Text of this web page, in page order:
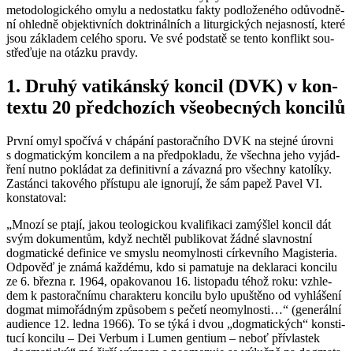
me­to­do­lo­gic­ké­ho omylu a ne­do­stat­ku fakty pod­lo­že­né­ho odů­vod­ně­
ní ohled­ně ob­jek­tiv­ních dok­tri­nál­ních a li­tur­gic­kých ne­jas­nos­tí, které
jsou zá­kla­dem ce­lé­ho sporu. Ve své pod­sta­tě se tento kon­flikt sou­
stře­ďu­je na otáz­ku prav­dy.
1. Druhý va­ti­kán­ský kon­cil (DVK) v kon­
tex­tu 20 před­cho­zích vše­o­bec­ných kon­ci­lů
První omyl spo­čí­vá v chá­pá­ní pas­to­rač­ní­ho DVK na stej­né úrov­ni
s dogma­tic­kým kon­ci­lem a na před­po­kla­du, že všech­na jeho vy­já­d­
ře­ní nutno po­klá­dat za de­fi­ni­tiv­ní a zá­vazná pro všech­ny ka­to­lí­ky.
Za­stán­ci ta­ko­vé­ho pří­stu­pu ale ig­no­ru­jí, že sám papež Pavel VI.
kon­sta­to­val:
„Mnozí se ptají, jakou te­o­lo­gic­kou kva­li­fi­ka­ci za­mýš­lel kon­cil dát
svým do­ku­men­tům, když ne­chtěl pu­b­li­ko­vat žádné slav­nost­ní
dogma­tic­ké de­fi­ni­ce ve smys­lu ne­o­myl­nos­ti cír­kev­ní­ho Magis­te­ria.
Od­po­věď je známá kaž­dé­mu, kdo si pa­ma­tu­je na de­kla­ra­ci kon­ci­lu
ze 6. břez­na r. 1964, opa­ko­va­nou 16. lis­to­pa­du téhož roku: vzhle­
dem k pas­to­rač­ní­mu cha­rak­te­ru kon­ci­lu bylo upuš­tě­no od vy­hlá­še­ní
dogmat mi­mo­řád­ným způ­so­bem s pe­če­tí ne­o­myl­nos­ti…“ (ge­ne­rál­ní
au­di­en­ce 12. ledna 1966). To se týká i dvou „dogma­tic­kých“ kon­sti­
tu­cí kon­ci­lu – Dei Ver­bum i Lumen gen­ti­um – neboť pří­vlas­tek